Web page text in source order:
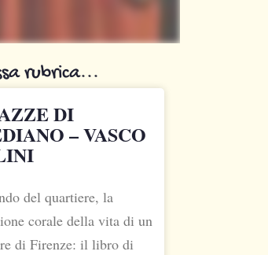
rubrica...
DI
– VASCO
del quartiere, la
corale della vita di un
di Firenze: il libro di